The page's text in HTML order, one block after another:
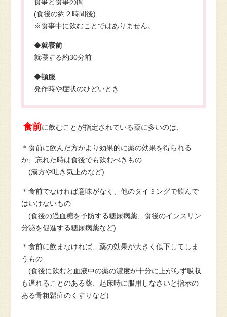
食事と食事の間
(食後の約２時間後)
※食事中に飲むことではありません。
◆就寝前
就寝する約30分前
◆頓服
発作時や症状のひどいとき
食前に飲むことが指定されている薬に多いのは、
＊食前に飲んだ方がより効果的に薬の効果を得られる
が、忘れた時は食後でも飲むべきもの
(漢方や吐き気止めなど)
＊食前でなければ意味がなく、他のタイミングで飲んで
はいけないもの
(食後の過血糖を予防する糖尿病薬、食後のインスリン
分泌を促進する糖尿病薬など)
＊食前に飲まなければ、薬の効果が大きく低下してしま
うもの
(食後に飲むと血液中の薬の濃度が十分に上がらず吸収
も遅れることのある薬、起床時に服用しなさいと指示の
ある骨粗鬆症のくすりなど)